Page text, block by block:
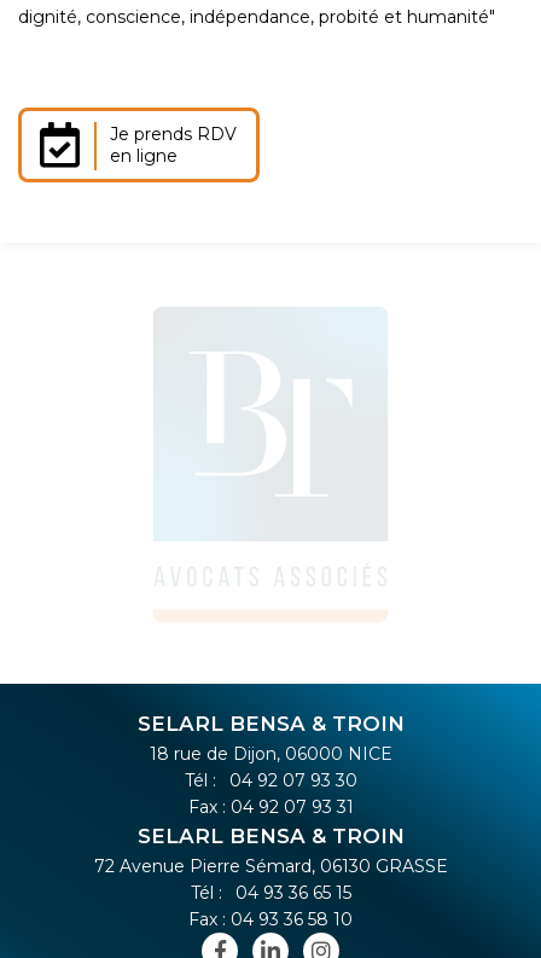
dignité, conscience, indépendance, probité et humanité"
Je prends RDV
en ligne
SELARL BENSA & TROIN
18 rue de Dijon, 06000 NICE
Tél :
04 92 07 93 30
Fax : 04 92 07 93 31
SELARL BENSA & TROIN
72 Avenue Pierre Sémard, 06130 GRASSE
Tél :
04 93 36 65 15
Fax : 04 93 36 58 10